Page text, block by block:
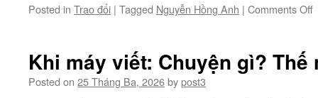
Posted in Trao đổi | Tagged Nguyễn Hồng Anh | Comments Off
Khi máy viết: Chuyện gì? Thế
Posted on 25 Tháng Ba, 2026bypost3